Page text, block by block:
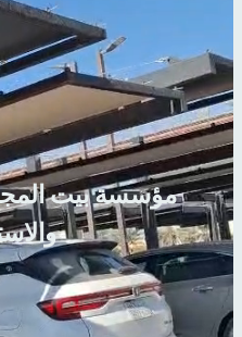
مؤسسة بيت